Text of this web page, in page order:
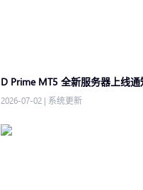
D Prime MT5 全新服务器上线通
2026-07-02 | 系统更新